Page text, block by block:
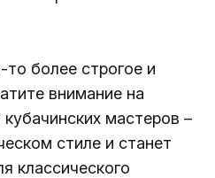
более строгое и
внимание на
мастеров –
стиле и станет
классического